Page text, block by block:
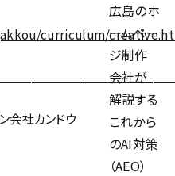
curriculum/
会社カンドウ
広島のホ
ームペー
ジ制作
会社が
解説する
これから
のAI対策
（AEO）